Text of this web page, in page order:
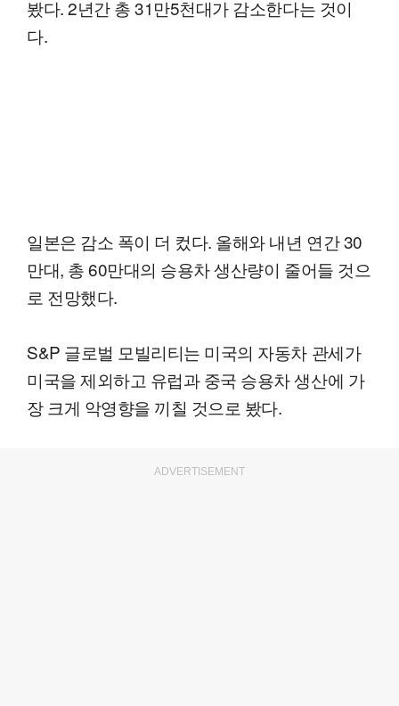
봤다. 2년간 총 31만5천대가 감소한다는 것이
다.
일본은 감소 폭이 더 컸다. 올해와 내년 연간 30
만대, 총 60만대의 승용차 생산량이 줄어들 것으
로 전망했다.
S&P 글로벌 모빌리티는 미국의 자동차 관세가
미국을 제외하고 유럽과 중국 승용차 생산에 가
장 크게 악영향을 끼칠 것으로 봤다.
ADVERTISEMENT